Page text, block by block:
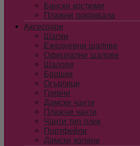
Бански костюми
Плажни покривала
Аксесоари
Шапки
Ежедневни шалове
Официални шалове
Шалове
Брошки
Огърлици
Гривни
Дамски чанти
Плажни чанти
Чанти тип плик
Портфейли
Дамски колани